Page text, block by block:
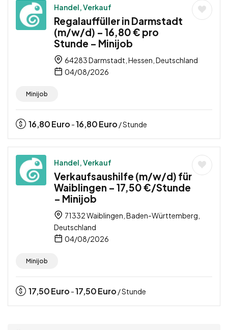
Handel, Verkauf
Regalauffüller in Darmstadt
(m/w/d) – 16,80 € pro
Stunde – Minijob
64283 Darmstadt, Hessen, Deutschland
04/08/2026
Minijob
16,80Euro -16,80Euro / Stunde
Handel, Verkauf
Verkaufsaushilfe (m/w/d) für
Waiblingen – 17,50 €/Stunde
– Minijob
71332 Waiblingen, Baden-Württemberg,
Deutschland
04/08/2026
Minijob
17,50Euro -17,50Euro / Stunde